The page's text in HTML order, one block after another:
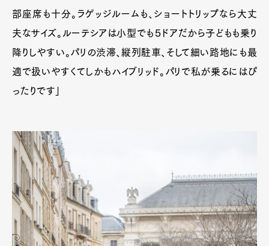
部座席も十分。ラゲッジルームも、ショートトリップなら大丈
夫なサイズ。ルーテシアは小型でも５ドアだから子どもも乗り
降りしやすい。パリの渋滞、縦列駐車、そして細い路地にも最
適で扱いやすくてしかもハイブリッド。パリで私が乗るにはぴ
ったりです」